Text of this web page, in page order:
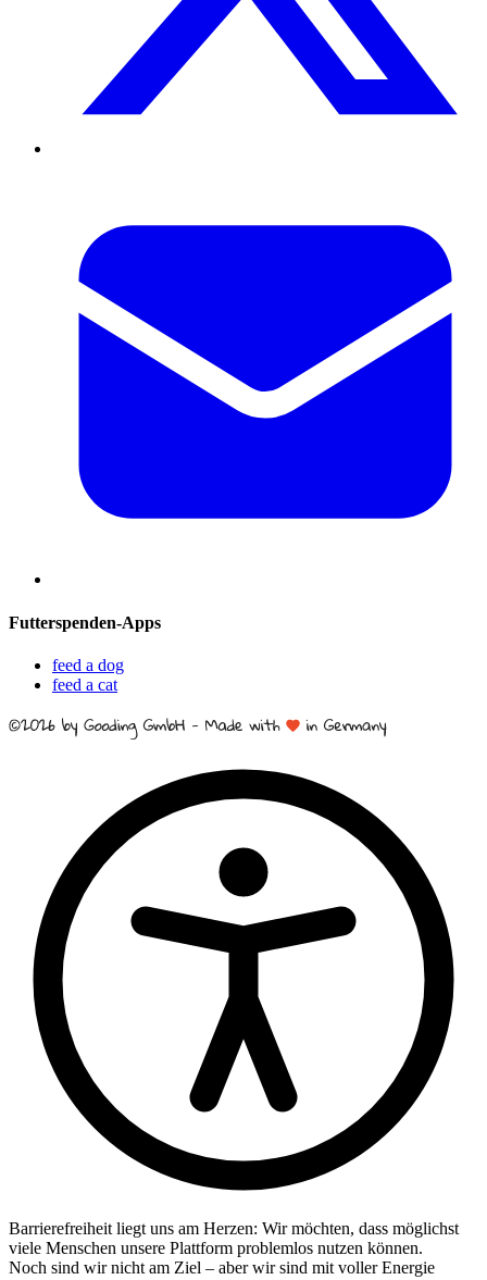
Futterspenden-Apps
feed a dog
feed a cat
Barrierefreiheit liegt uns am Herzen: Wir möchten, dass möglichst
viele Menschen unsere Plattform problemlos nutzen können.
Noch sind wir nicht am Ziel – aber wir sind mit voller Energie